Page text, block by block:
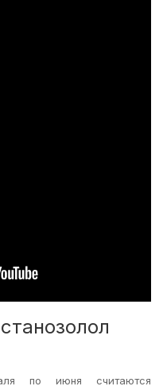
по июня считаются